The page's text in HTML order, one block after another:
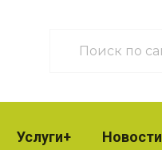
Услуги Новости